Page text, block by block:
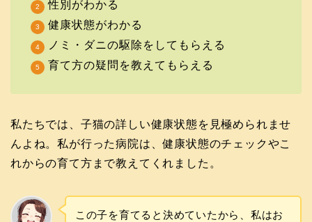
性別がわかる
健康状態がわかる
ノミ・ダニの駆除をしてもらえる
育て方の疑問を教えてもらえる
私たちでは、子猫の詳しい健康状態を見極められませ
んよね。私が行った病院は、健康状態のチェックやこ
れからの育て方まで教えてくれました。
この子を育てると決めていたから、私はお